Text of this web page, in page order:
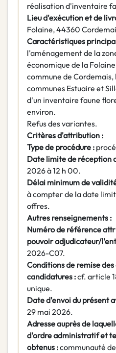
réalisation d'inventaire
Lieu d'exécution et de
Folaine, 44360
Caractéristiques
l'aménagement de la
économique de la
commune de
communes Estuaire et
d'un inventaire faune
environ.
Refus des variantes.
Critères d'attribution :
Type de procédure :
Date limite de réception
2026 à 12 h 00.
Délai minimum de
à compter de la date
offres.
Autres renseignements :
Numéro de référence
pouvoir adjudicateur/
2026-C07.
Conditions de remise des
candidatures :cf. article
unique.
Date d'envoi du présent
29 mai 2026.
Adresse auprès de
d'ordre administratif et
obtenus :communauté